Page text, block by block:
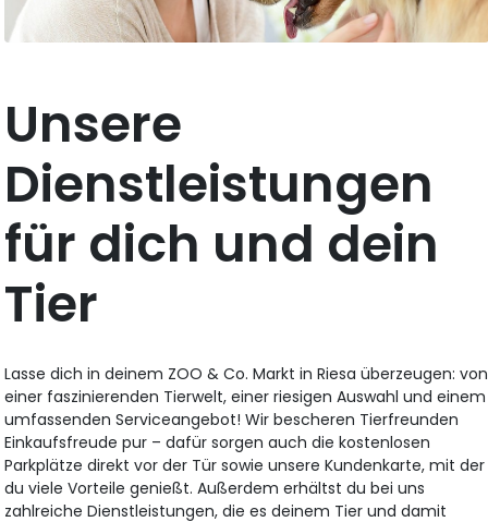
Unsere
Dienstleistungen
für dich und dein
Tier
Lasse dich in deinem ZOO & Co. Markt in Riesa überzeugen: von
einer faszinierenden Tierwelt, einer riesigen Auswahl und einem
umfassenden Serviceangebot! Wir bescheren Tierfreunden
Einkaufsfreude pur – dafür sorgen auch die kostenlosen
Parkplätze direkt vor der Tür sowie unsere Kundenkarte, mit der
du viele Vorteile genießt. Außerdem erhältst du bei uns
zahlreiche Dienstleistungen, die es deinem Tier und damit